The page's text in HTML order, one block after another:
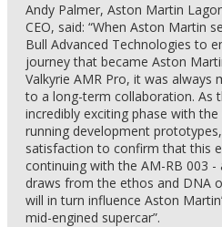
Andy Palmer, Aston Martin
CEO, said: “When Aston Martin
Bull Advanced Technologies to
journey that became Aston
Valkyrie AMR Pro, it was always
to a long-term collaboration. As
incredibly exciting phase with
running development
satisfaction to confirm that this
continuing with the AM-RB 003
draws from the ethos and DNA
will in turn influence Aston
mid-engined supercar”.